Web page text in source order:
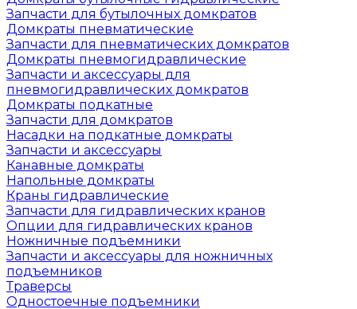
Запчасти для бутылочных домкратов
Домкраты пневматические
Запчасти для пневматических домкратов
Домкраты пневмогидравлические
Запчасти и аксессуары для
пневмогидравлических домкратов
Домкраты подкатные
Запчасти для домкратов
Насадки на подкатные домкраты
Запчасти и аксессуары
Канавные домкраты
Напольные домкраты
Краны гидравлические
Запчасти для гидравлических кранов
Опции для гидравлических кранов
Ножничные подъемники
Запчасти и аксессуары для ножничных
подъемников
Траверсы
Одностоечные подъемники